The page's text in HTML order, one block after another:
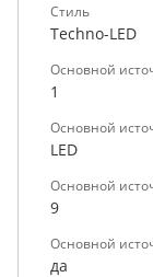
Стиль
Techno-LED
Основной
1
Основной
LED
Основной
9
Основной
да